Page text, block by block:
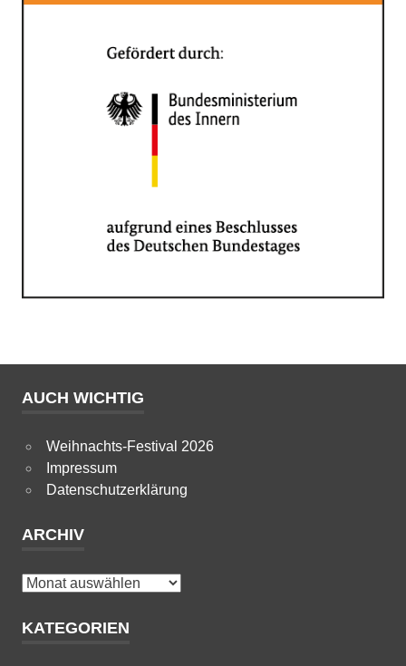
AUCH WICHTIG
Weihnachts-Festival 2026
Impressum
Datenschutzerklärung
ARCHIV
Archiv
KATEGORIEN